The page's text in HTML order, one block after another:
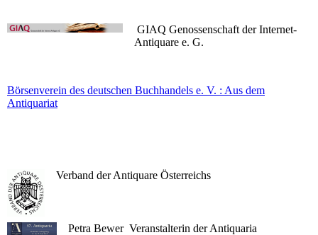
GIAQ Genossenschaft der Internet-
Antiquare e. G.
Börsenverein des deutschen Buchhandels e. V. : Aus dem
Antiquariat
Verband der Antiquare Österreichs
Petra Bewer Veranstalterin der Antiquaria